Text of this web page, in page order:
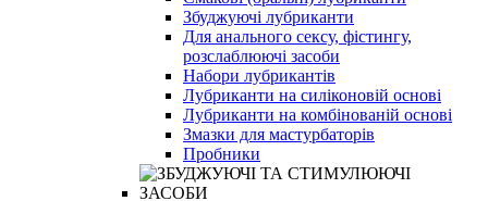
Збуджуючі лубриканти
Для анального сексу, фістингу,
розслаблюючі засоби
Набори лубрикантів
Лубриканти на силіконовій основі
Лубриканти на комбінованій основі
Змазки для мастурбаторів
Пробники